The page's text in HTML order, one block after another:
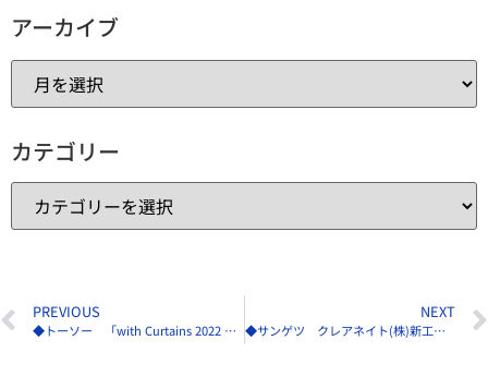
アーカイブ
カテゴリー
PREVIOUS
◆トーソー 「with Curtains 2022 Online」配信スタート
NEXT
◆サンゲツ クレアネイト(株)新工場の建設を決定